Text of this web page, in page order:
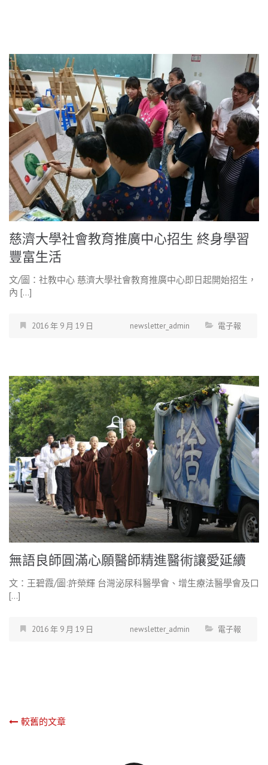
慈濟大學社會教育推廣中心招生 終身學習
豐富生活
文/圖：社教中心 慈濟大學社會教育推廣中心即日起開始招生，
內 […]
2016 年 9 月 19 日 newsletter_admin 電子報
無語良師圓滿心願醫師精進醫術讓愛延續
文：王碧霞/圖:許榮輝 台灣泌尿科醫學會、增生療法醫學會及口
[…]
2016 年 9 月 19 日 newsletter_admin 電子報
文較舊的文章